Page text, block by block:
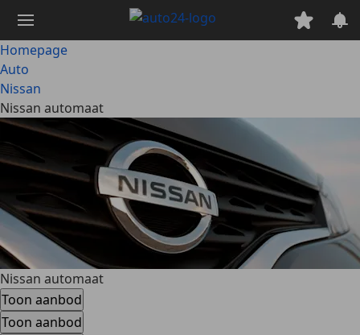
naar
hoofdinhoud
Homepage
Auto
Nissan
Nissan automaat
Nissan automaat
Toon aanbod
Toon aanbod